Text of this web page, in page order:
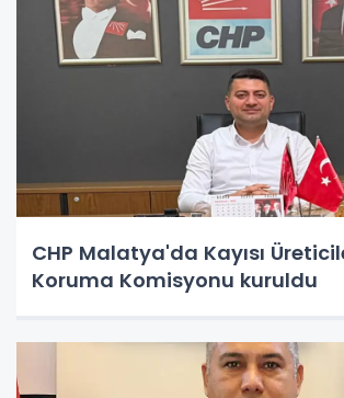
CHP Malatya'da Kayısı
Koruma Komisyonu kuruldu